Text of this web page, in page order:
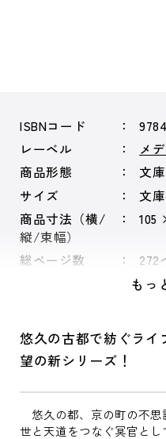
ISBNコード
レーベル
メ
商品形態
文庫
サイズ
文
商品寸法（横/
縦/束幅）
105
総ページ数 272
もっ
悠久の古都で紡ぐライ
望の新シリーズ！
悠久の都、京の町の不思
世と天道をつなぐ冥官と